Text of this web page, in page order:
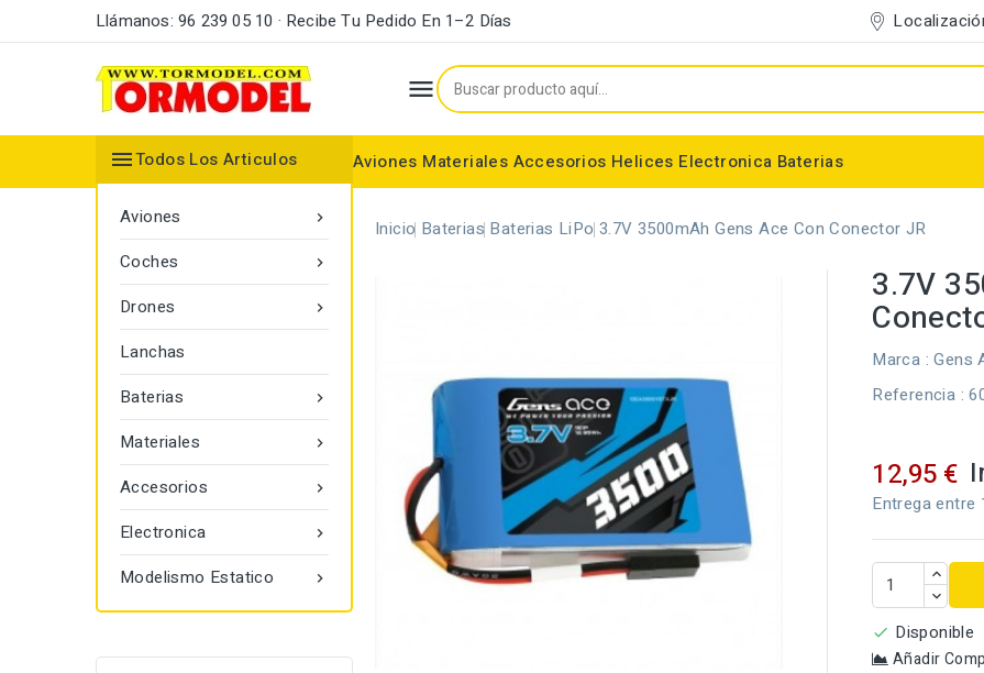
Llámanos: 96 239 05 10 · Recibe Tu Pedido En 1–2 Días

Aviones Materiales Accesorios Helices Electronica Baterias
Todos Los Articulos

Aviones

Coches

Drones
Lanchas

Baterias

Materiales

Accesorios

Electronica

Modelismo Estatico
Inicio Baterias Baterias LiPo 3.7V 3500mAh Gens Ace Con Conector JR
3.7V
Marca : Gens
Referencia :
12,95 €
Entrega entre
 Disponible
Añadir